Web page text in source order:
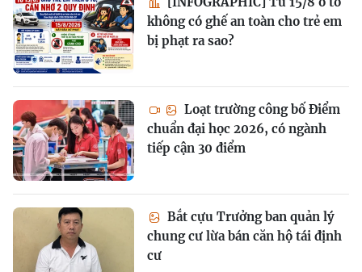
không có ghế an toàn cho trẻ em
bị phạt ra sao?
Loạt trường công bố Điểm
chuẩn đại học 2026, có ngành
tiếp cận 30 điểm
Bắt cựu Trưởng ban quản lý
chung cư lừa bán căn hộ tái định
cư